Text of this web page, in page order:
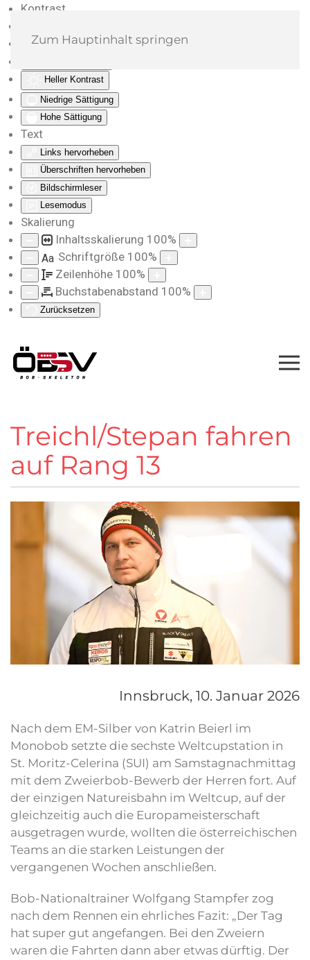
Kontrast
Monochrom
Heller Kontrast
Niedrige Sättigung
Hohe Sättigung
Text
Links hervorheben
Überschriften hervorheben
Bildschirmleser
Lesemodus
Skalierung
Inhaltsskalierung 100%
Aa Schriftgröße 100%
Zeilenhöhe 100%
Buchstabenabstand 100%
Zurücksetzen
Zum Hauptinhalt springen
Treichl/Stepan fahren
auf Rang 13
Innsbruck, 10. Januar 2026
Nach dem EM-Silber von Katrin Beierl im
Monobob setzte die sechste Weltcupstation in
St. Moritz-Celerina (SUI) am Samstagnachmittag
mit dem Zweierbob-Bewerb der Herren fort. Auf
der einzigen Natureisbahn im Weltcup, auf der
gleichzeitig auch die Europameisterschaft
ausgetragen wurde, wollten die österreichischen
Teams an die starken Leistungen der
vergangenen Wochen anschließen.
Bob-Nationaltrainer Wolfgang Stampfer zog
nach dem Rennen ein ehrliches Fazit: „Der Tag
hat super gut angefangen. Bei den Zweiern
waren die Fahrten dann aber etwas dürftig. Der